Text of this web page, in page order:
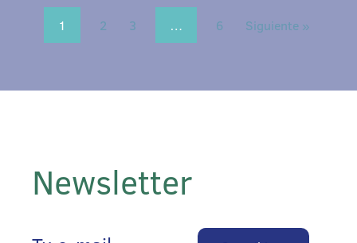
1 2 3 … 6 Siguiente »
Newsletter